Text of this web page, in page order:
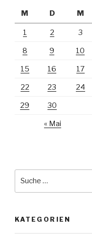
M
D M
1 2 3
8 9 10
15 16 17
22 23 24
29 30
« Mai
KATEGORIEN